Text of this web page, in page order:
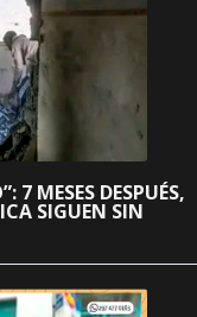
7 MESES DESPUÉS,
SIGUEN SIN